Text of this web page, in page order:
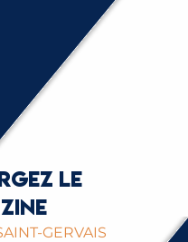
le
GERVAIS